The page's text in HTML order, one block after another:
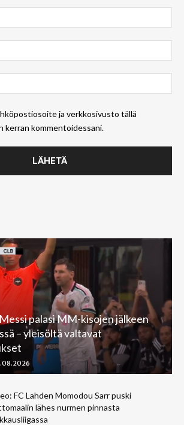
ja verkkosivusto tällä
kerran kommentoidessani.
palasi MM-kisojen jälkeen
– yleisöltä valtavat
FC Lahden Momodou Sarr puski
lähes nurmen pinnasta